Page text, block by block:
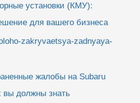
установки (КМУ):
для вашего бизнеса
zakryvaetsya-zadnyaya-
жалобы на Subaru
вы должны знать